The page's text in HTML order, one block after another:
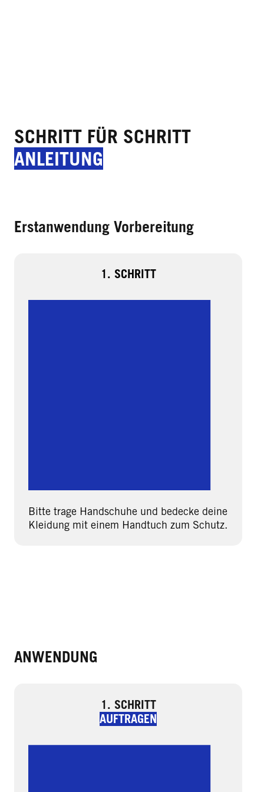
SCHRITT FÜR SCHRITT
ANLEITUNG
Erstanwendung Vorbereitung
1. SCHRITT
Bitte trage Handschuhe und bedecke deine
Kleidung mit einem Handtuch zum Schutz.
ANWENDUNG
1. SCHRITT
AUFTRAGEN